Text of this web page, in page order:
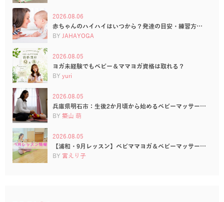
2026.08.06
赤ちゃんのハイハイはいつから？発達の目安・練習方…
BY JAHAYOGA
2026.08.05
ヨガ未経験でもベビー＆ママヨガ資格は取れる？
BY yuri
2026.08.05
兵庫県明石市：生後2か月頃から始めるベビーマッサー…
BY 築山 萌
2026.08.05
【浦和・9月レッスン】ベビママヨガ＆ベビーマッサー…
BY 宮えり子